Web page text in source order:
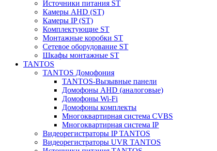
Источники питания ST
Камеры AHD (ST)
Камеры IP (ST)
Комплектующие ST
Монтажные коробки ST
Сетевое оборудование ST
Шкафы монтажные ST
TANTOS
TANTOS Домофония
TANTOS-Вызывные панели
Домофоны AHD (аналоговые)
Домофоны Wi-Fi
Домофоны комплекты
Многоквартирная система CVBS
Многоквартирная система IP
Видеорегистраторы IP TANTOS
Видеорегистраторы UVR TANTOS